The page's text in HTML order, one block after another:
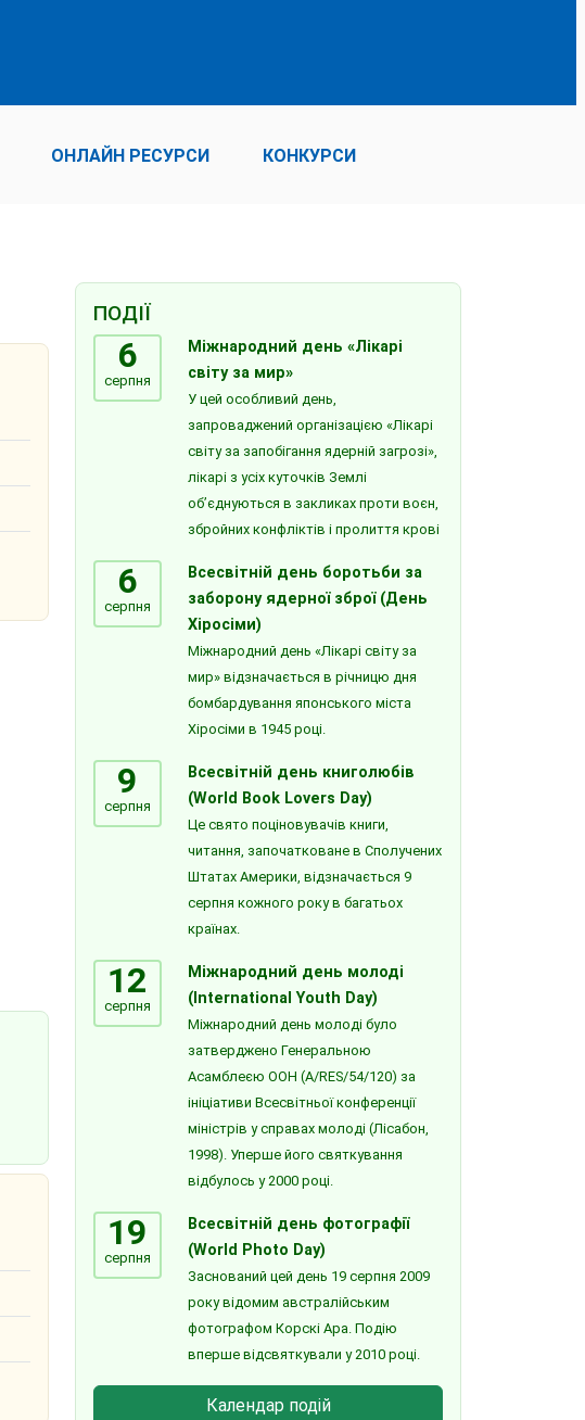
ОНЛАЙН РЕСУРСИ КОНКУРСИ
ПОДІЇ
6
серпня
Міжнародний день «Лікарі
світу за мир»
У цей особливий день,
запроваджений організацією «Лікарі
світу за запобігання ядерній загрозі»,
лікарі з усіх куточків Землі
об’єднуються в закликах проти воєн,
збройних конфліктів і пролиття крові
6
серпня
Всесвітній день боротьби за
заборону ядерної зброї (День
Хіросіми)
Міжнародний день «Лікарі світу за
мир» відзначається в річницю дня
бомбардування японського міста
Хіросіми в 1945 році.
9
серпня
Всесвітній день книголюбів
(World Book Lovers Day)
Це свято поціновувачів книги,
читання, започатковане в Сполучених
Штатах Америки, відзначається 9
серпня кожного року в багатьох
країнах.
12
серпня
Міжнародний день молоді
(International Youth Day)
Міжнародний день молоді було
затверджено Генеральною
Асамблеєю ООН (A/RES/54/120) за
ініціативи Всесвітньої конференції
міністрів у справах молоді (Лісабон,
1998). Уперше його святкування
відбулось у 2000 році.
19
серпня
Всесвітній день фотографії
(World Photo Day)
Заснований цей день 19 серпня 2009
року відомим австралійським
фотографом Корскі Ара. Подію
вперше відсвяткували у 2010 році.
Календар подій